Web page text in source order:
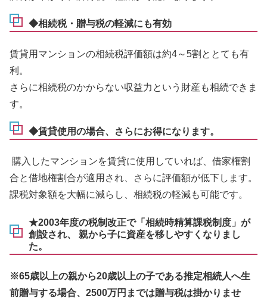
◆相続税・贈与税の軽減にも有効
賃貸用マンションの相続税評価額は約4～5割ととても有
利。
さらに相続税のかからない収益力という財産も相続できま
す。
◆賃貸使用の場合、さらにお得になります。
購入したマンションを賃貸に使用していれば、借家権割
合と借地権割合が適用され、さらに評価額が低下します。
課税対象額を大幅に減らし、相続税の軽減も可能です。
★2003年度の税制改正で「相続時精算課税制度」が
創設され、 親から子に資産を移しやすくなりまし
た。
※65歳以上の親から20歳以上の子である推定相続人へ生
前贈与する場合、2500万円までは贈与税は掛かりませ